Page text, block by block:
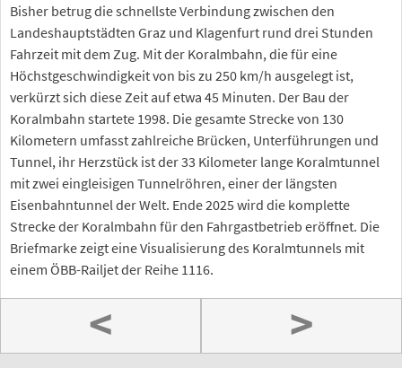
Bisher betrug die schnellste Verbindung zwischen den
Landeshauptstädten Graz und Klagenfurt rund drei Stunden
Fahrzeit mit dem Zug. Mit der Koralmbahn, die für eine
Höchstgeschwindigkeit von bis zu 250 km/h ausgelegt ist,
verkürzt sich diese Zeit auf etwa 45 Minuten. Der Bau der
Koralmbahn startete 1998. Die gesamte Strecke von 130
Kilometern umfasst zahlreiche Brücken, Unterführungen und
Tunnel, ihr Herzstück ist der 33 Kilometer lange Koralmtunnel
mit zwei eingleisigen Tunnelröhren, einer der längsten
Eisenbahntunnel der Welt. Ende 2025 wird die komplette
Strecke der Koralmbahn für den Fahrgastbetrieb eröffnet. Die
Briefmarke zeigt eine Visualisierung des Koralmtunnels mit
einem ÖBB-Railjet der Reihe 1116.
< >